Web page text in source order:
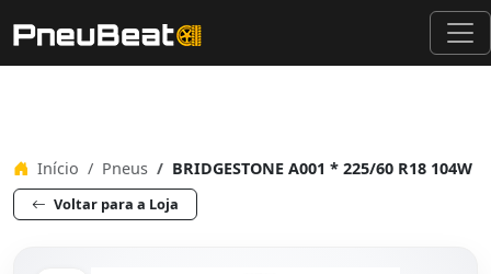
Início Pneus BRIDGESTONE A001 * 225/60 R18 104W
Voltar para a Loja